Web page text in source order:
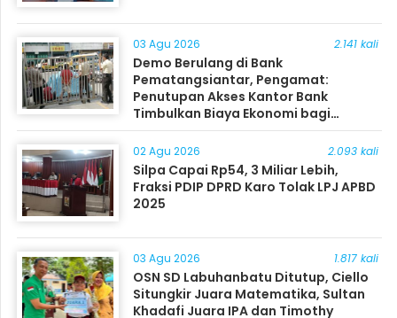
03 Agu 2026 2.141 kali
Demo Berulang di Bank
Pematangsiantar, Pengamat:
Penutupan Akses Kantor Bank
Timbulkan Biaya Ekonomi bagi
Masyarakat
02 Agu 2026 2.093 kali
Silpa Capai Rp54, 3 Miliar Lebih,
Fraksi PDIP DPRD Karo Tolak LPJ APBD
2025
03 Agu 2026 1.817 kali
OSN SD Labuhanbatu Ditutup, Ciello
Situngkir Juara Matematika, Sultan
Khadafi Juara IPA dan Timothy